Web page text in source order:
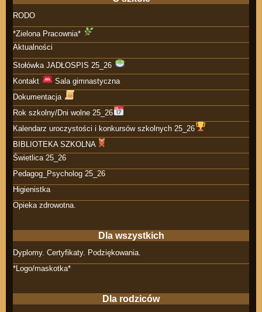
RODO
*Zielona Pracownia*
Aktualności
Stołówka JADŁOSPIS 25_26
Kontakt
Sala gimnastyczna
Dokumentacja
Rok szkolny/Dni wolne 25_26
Kalendarz uroczystości i konkursów szkolnych 25_26
BIBLIOTEKA SZKOLNA
Świetlica 25_26
Pedagog_Psycholog 25_26
Higienistka
Opieka zdrowotna.
Dla wszystkich
Dyplomy. Certyfikaty. Podziękowania.
*Logo/maskotka*
Dla rodziców